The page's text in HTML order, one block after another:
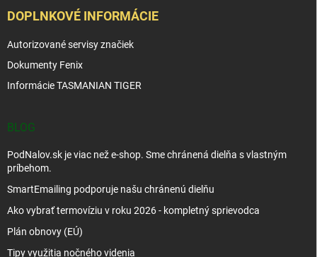
DOPLNKOVÉ INFORMÁCIE
Autorizované servisy značiek
Dokumenty Fenix
Informácie TASMANIAN TIGER
BLOG
PodNalov.sk je viac než e-shop. Sme chránená dielňa s vlastným
príbehom.
SmartEmailing podporuje našu chránenú dielňu
Ako vybrať termovíziu v roku 2026 - kompletný sprievodca
Plán obnovy (EÚ)
Tipy využitia nočného videnia